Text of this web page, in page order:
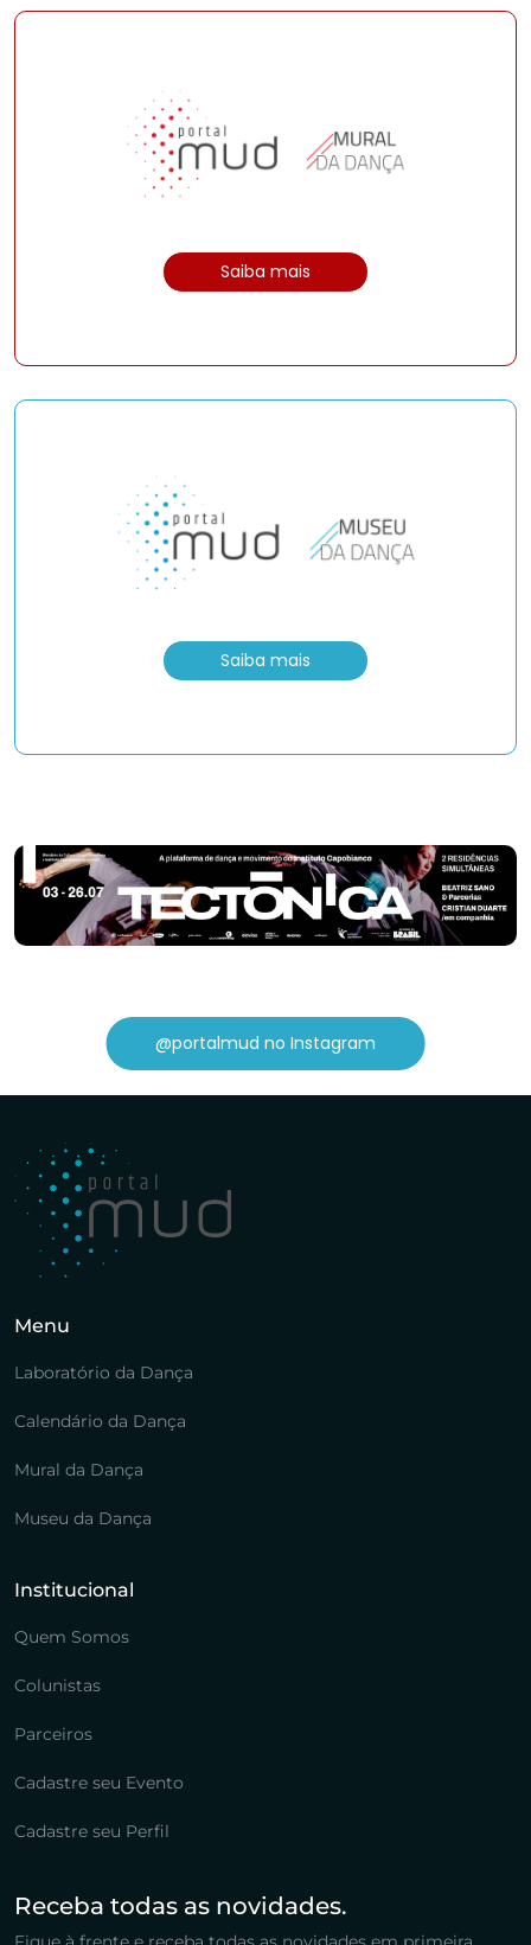
Saiba mais
Saiba mais
@portalmud no Instagram
Menu
Laboratório da Dança
Calendário da Dança
Mural da Dança
Museu da Dança
Institucional
Quem Somos
Colunistas
Parceiros
Cadastre seu Evento
Cadastre seu Perfil
Receba todas as novidades.